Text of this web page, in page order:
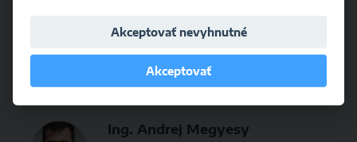
Predaj
Ing. Andrej Megyesy
Akceptovať nevyhnutné
Akceptovať